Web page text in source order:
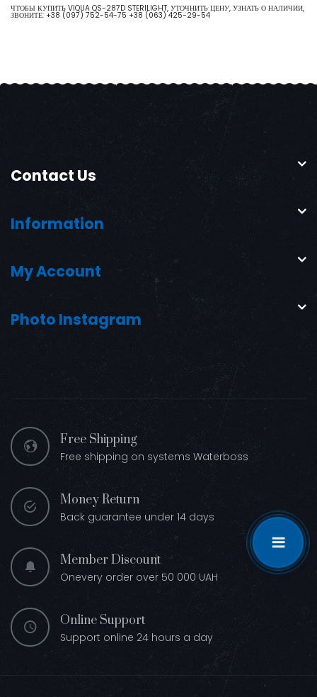
ЧТОБЫ КУПИТЬ VIQUA QS-287D STERILIGHT, УТОЧНИТЬ ЦЕНУ, УЗНАТЬ О НАЛИЧИИ,
ЗВОНИТЕ: +38 (097) 752-54-75 +38 (063) 425-29-54
Contact Us
Information
My Account
Photo Instagram
Free Shipping
Free shipping on systems Waterboss
Money Return
Back guarantee under 14 days
Member Discount
Onevery order over 50 000 UAH
Online Support
Support online 24 hours a day